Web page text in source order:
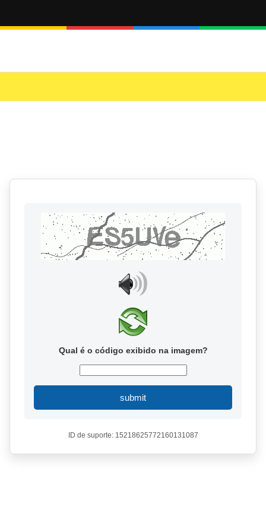
Qual é o código exibido na imagem?
submit
ID de suporte: 15218625772160131087